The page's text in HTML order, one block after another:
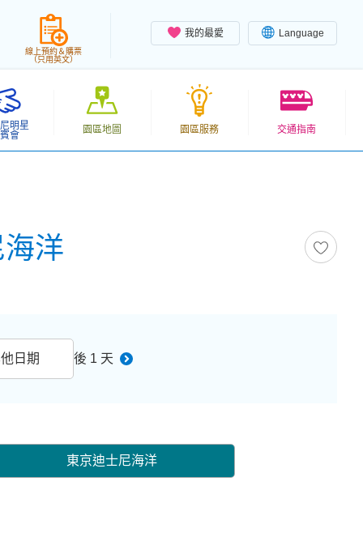
我的最愛 Language
線上預約＆購票
（只用英文）
明星
會
園區地圖 園區服務 交通指南
洋
日期 後 1 天
東京迪士尼海洋